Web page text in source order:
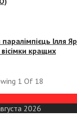
Ілля
кращих
1 Of 18
2026